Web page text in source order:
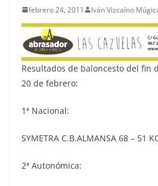
febrero 24, 2011 Iván Vizcaíno
Resultados de baloncesto del fin
20 de febrero:
1ª Nacional:
SYMETRA C.B.ALMANSA 68 – 51
2ª Autonómica: